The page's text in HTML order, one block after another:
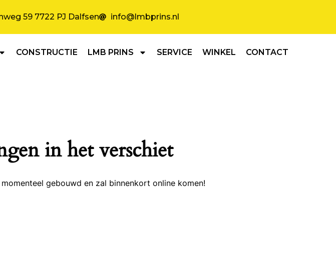
59 7722 PJ Dalfsen info@lmbprins.nl
CONSTRUCTIE LMB PRINS SERVICE WINKEL CONTACT
in het verschiet
gebouwd en zal binnenkort online komen!